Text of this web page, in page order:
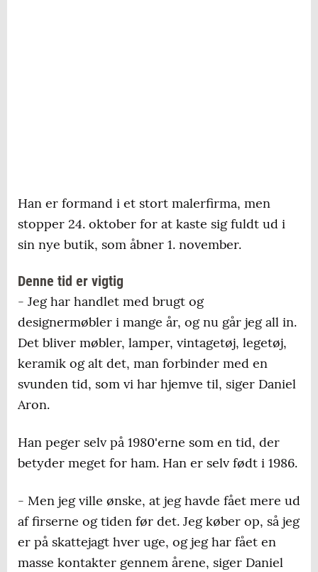
Han er formand i et stort malerfirma, men
stopper 24. oktober for at kaste sig fuldt ud i
sin nye butik, som åbner 1. november.
Denne tid er vigtig
- Jeg har handlet med brugt og
designermøbler i mange år, og nu går jeg all in.
Det bliver møbler, lamper, vintagetøj, legetøj,
keramik og alt det, man forbinder med en
svunden tid, som vi har hjemve til, siger Daniel
Aron.
Han peger selv på 1980'erne som en tid, der
betyder meget for ham. Han er selv født i 1986.
- Men jeg ville ønske, at jeg havde fået mere ud
af firserne og tiden før det. Jeg køber op, så jeg
er på skattejagt hver uge, og jeg har fået en
masse kontakter gennem årene, siger Daniel